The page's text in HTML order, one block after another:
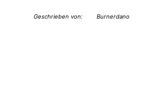
Geschrieben von: Burnerdano